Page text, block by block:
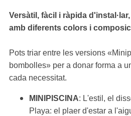
Versàtil, fàcil i ràpida
amb diferents colors i
Pots triar entre les versions
bombolles» per a donar forma a
cada necessitat.
MINIPISCINA: L'estil, el
Playa: el plaer d'estar a